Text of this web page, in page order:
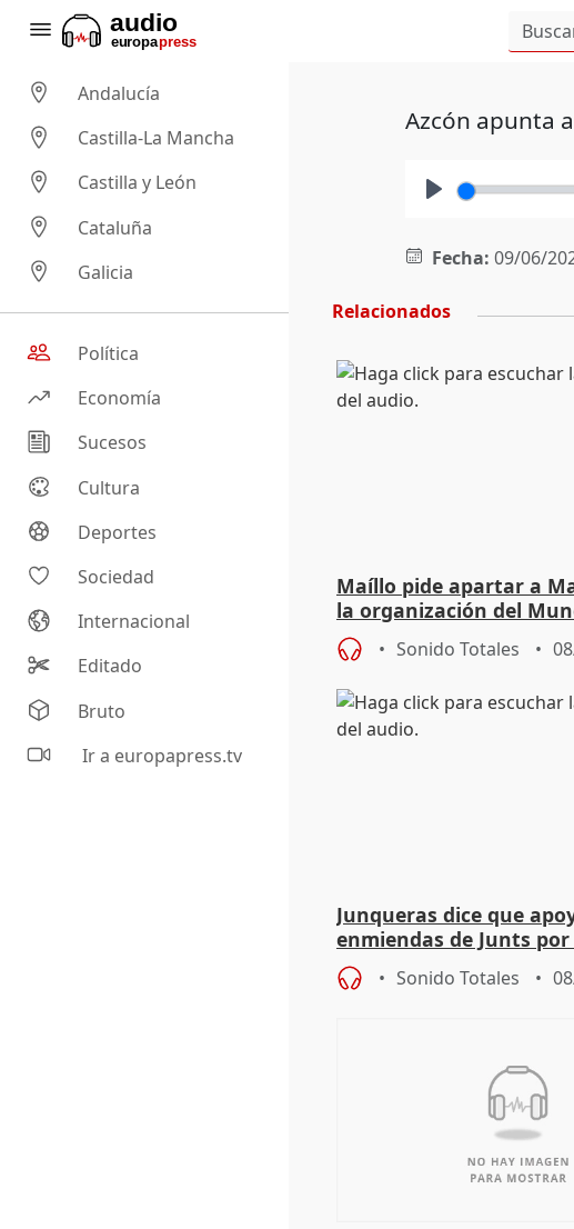
Andalucía
Castilla-La Mancha
Castilla y León
Cataluña
Galicia
Política
Economía
Sucesos
Cultura
Deportes
Sociedad
Internacional
Editado
Bruto
Ir a europapress.tv
Azcón apunta
Fecha: 09/06/
Relacionados
Maíllo pide apartar a
la organización del
Sonido Totales
Junqueras dice que
enmiendas de Junts
en el trámite de
Sonido Totales